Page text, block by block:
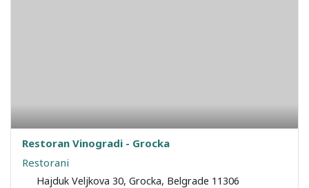
Restoran Vinogradi - Grocka
Restorani
Hajduk Veljkova 30, Grocka, Belgrade 11306